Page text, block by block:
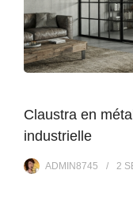
Claustra en
industrielle
ADMIN8745 2